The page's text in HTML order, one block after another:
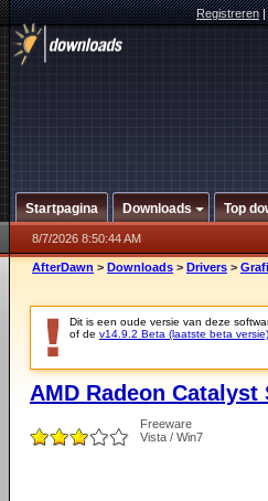
Registreren|
Startpagina Downloads Top
8/7/2026 8:50:44 AM
AfterDawn > Downloads > Drivers >
Dit is een oude versie van deze
of de v14.9.2 Beta (laatste beta versie)
AMD Radeon
Freeware
Vista / Win7